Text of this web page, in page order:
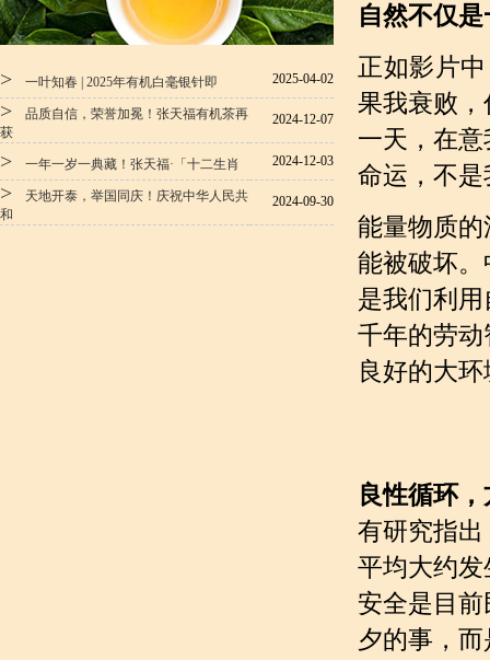
> 一叶知春 | 2025年有机白毫银针即 2025-04-02
> 品质自信，荣誉加冕！张天福有机茶再
获
2024-12-07
> 一年一岁一典藏！张天福·「十二生肖 2024-12-03
> 天地开泰，举国同庆！庆祝中华人民共
和
2024-09-30
自然不仅
正如影片
果我衰败
一天，在
命运，不是
能量物质
能被破坏
是我们利
千年的劳
良好的大
良性循环
有研究指出
平均大约
安全是目
夕的事，